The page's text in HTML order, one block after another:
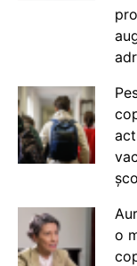
o